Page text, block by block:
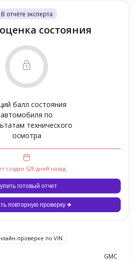
В отчёте эксперта
состояния
балл состояния
автомобиля по
технического
осмотра
создан 528 дней назад
готовый отчет
повторную проверку
проверке по VIN
GMC